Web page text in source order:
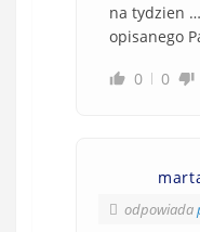
na tydzien
opisanego
0 0
odpowiada